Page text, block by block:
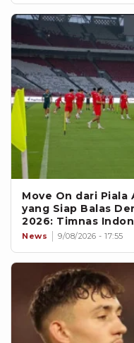
Move On dari Piala
yang Siap Balas
2026: Timnas
News 9/08/2026 - 17:55